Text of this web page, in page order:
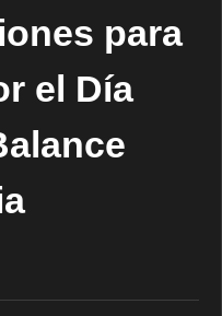
para
el Día